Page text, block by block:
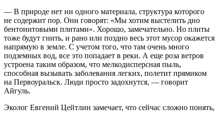
— В природе нет ни одного материала, структура которого
не содержит пор. Они говорят: «Мы хотим выстелить дно
бентонитовыми плитами». Хорошо, замечательно. Но плиты
тоже будут гнить, и рано или поздно весь этот мусор окажется
напрямую в земле. С учетом того, что там очень много
подземных вод, все это попадает в реки. А еще роза ветров
устроена таким образом, что мелкодисперсная пыль,
способная вызывать заболевания легких, полетит прямиком
на Первоуральск. Люди просто задохнутся, — говорит
Айгуль.
Эколог Евгений Цейтлин замечает, что сейчас сложно понять,